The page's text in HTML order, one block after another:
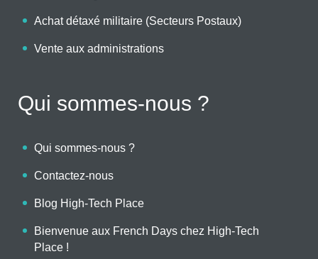
Achat détaxé militaire (Secteurs Postaux)
Vente aux administrations
Qui sommes-nous ?
Qui sommes-nous ?
Contactez-nous
Blog High-Tech Place
Bienvenue aux French Days chez High-Tech
Place !